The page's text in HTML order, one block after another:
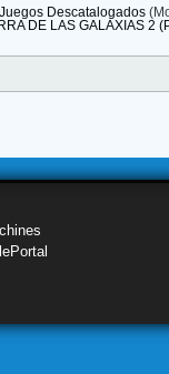
Juegos Descatalogados
DE LAS GALAXIAS 2